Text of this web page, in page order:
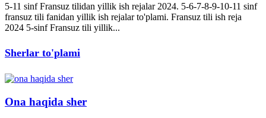
5-11 sinf Fransuz tilidan yillik ish rejalar 2024. 5-6-7-8-9-10-11 sinf
fransuz tili fanidan yillik ish rejalar to'plami. Fransuz tili ish reja
2024 5-sinf Fransuz tili yillik...
Sherlar to'plami
Ona haqida sher